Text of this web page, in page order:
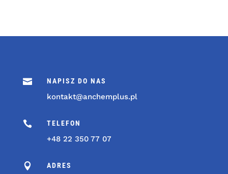
 NAPISZ DO NAS
kontakt@anchemplus.pl
 TELEFON
+48 22 350 77 07
 ADRES